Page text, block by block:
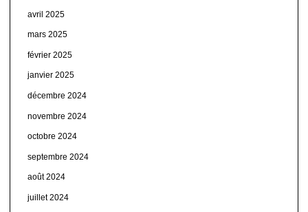
avril 2025
mars 2025
février 2025
janvier 2025
décembre 2024
novembre 2024
octobre 2024
septembre 2024
août 2024
juillet 2024